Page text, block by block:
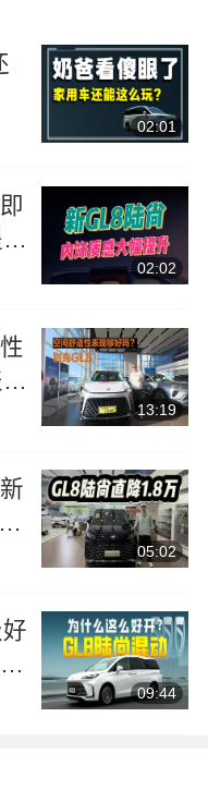
02:01
02:02
13:19
05:02
09:44